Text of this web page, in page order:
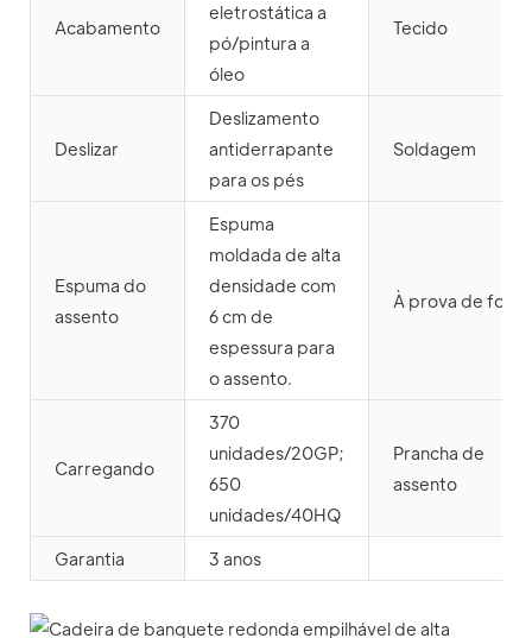
Acabamento
eletrostática a
pó/pintura a
óleo
Tecido
Deslizar
Deslizamento
antiderrapante
para os pés
Soldagem
Espuma do
assento
Espuma
moldada de alta
densidade com
6 cm de
espessura para
o assento.
À prova de fogo
Carregando
370
unidades/20GP;
650
unidades/40HQ
Prancha de
assento
Garantia 3 anos